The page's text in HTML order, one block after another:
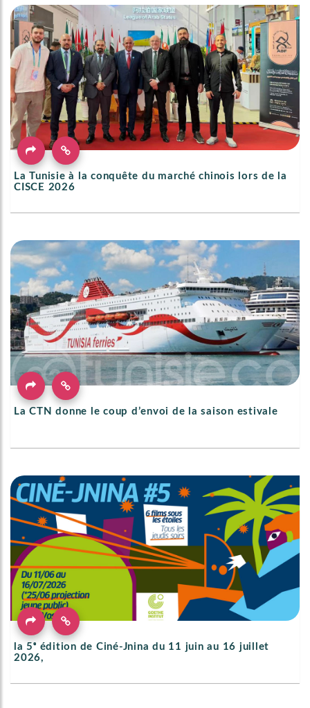
La Tunisie à la conquête du marché chinois lors de la
CISCE 2026
La CTN donne le coup d’envoi de la saison estivale
la 5ᵉ édition de Ciné-Jnina du 11 juin au 16 juillet
2026,